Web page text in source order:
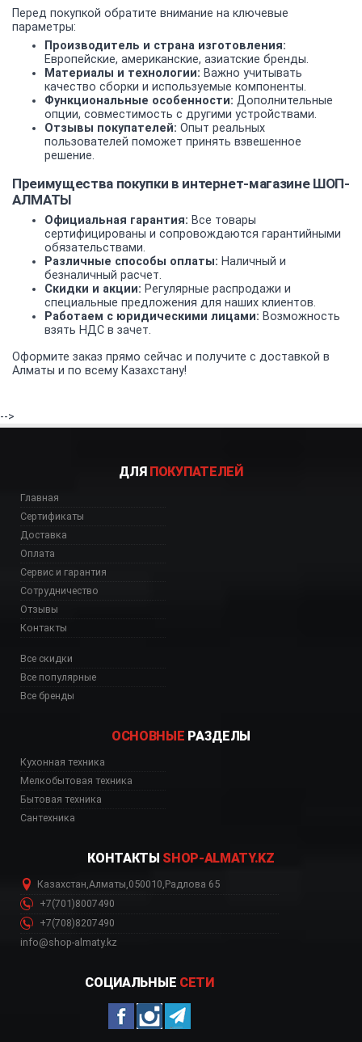
Перед покупкой обратите внимание на ключевые
параметры:
Производитель и страна изготовления:
Европейские, американские, азиатские бренды.
Материалы и технологии: Важно учитывать
качество сборки и используемые компоненты.
Функциональные особенности: Дополнительные
опции, совместимость с другими устройствами.
Отзывы покупателей: Опыт реальных
пользователей поможет принять взвешенное
решение.
Преимущества покупки в интернет-магазине ШОП-
АЛМАТЫ
Официальная гарантия: Все товары
сертифицированы и сопровождаются гарантийными
обязательствами.
Различные способы оплаты: Наличный и
безналичный расчет.
Скидки и акции: Регулярные распродажи и
специальные предложения для наших клиентов.
Работаем с юридическими лицами: Возможность
взять НДС в зачет.
Оформите заказ прямо сейчас и получите с доставкой в
Алматы и по всему Казахстану!
-->
ДЛЯ ПОКУПАТЕЛЕЙ
Главная
Сертификаты
Доставка
Оплата
Сервис и гарантия
Сотрудничество
Отзывы
Контакты
Все скидки
Все популярные
Все бренды
ОСНОВНЫЕ РАЗДЕЛЫ
Кухонная техника
Мелкобытовая техника
Бытовая техника
Сантехника
КОНТАКТЫ SHOP-ALMATY.KZ
Казахстан Алматы 050010 Радлова 65
+7(701)8007490
+7(708)8207490
info@shop-almaty.kz
СОЦИАЛЬНЫЕ СЕТИ